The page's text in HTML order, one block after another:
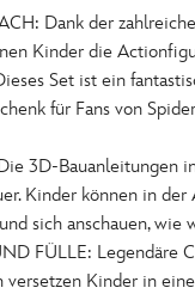
Dank der
Kinder die
Set ist ein
für Fans von
3D-Bauanleitungen
Kinder können in der
sich anschauen, wie
FÜLLE: Legendäre
Kinder in